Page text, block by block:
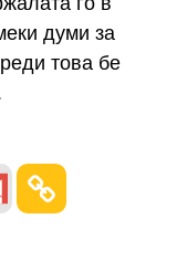
думи за
това бе